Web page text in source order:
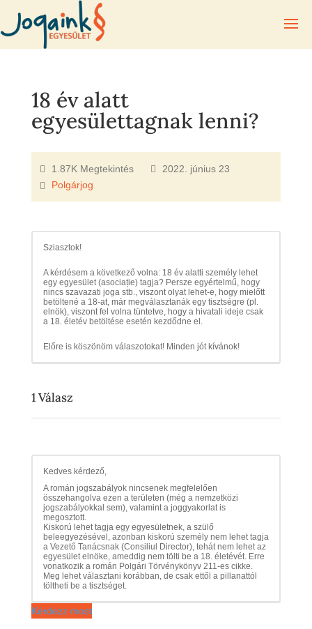
18 év alatt
egyesülettagnak lenni?
1.87K Megtekintés
2022. június 23
Polgárjog
Sziasztok!
A kérdésem a következő volna: 18 év alatti személy lehet
egy egyesület (asociație) tagja? Persze egyértelmű, hogy
nincs szavazati joga stb., viszont olyat lehet-e, hogy mielőtt
betöltené a 18-at, már megválasztanák egy tisztségre (pl.
elnök), viszont fel volna tüntetve, hogy a hivatali ideje csak
a 18. életév betöltése esetén kezdődne el.
Előre is köszönöm válaszotokat! Minden jót kívánok!
1Válasz
Kedves kérdező,
A román jogszabályok nincsenek megfelelően
összehangolva ezen a területen (még a nemzetközi
jogszabályokkal sem), valamint a joggyakorlat is
megosztott.
Kiskorú lehet tagja egy egyesületnek, a szülő
beleegyezésével, azonban kiskorú személy nem lehet tagja
a Vezető Tanácsnak (Consiliul Director), tehát nem lehet az
egyesület elnöke, ameddig nem tölti be a 18. életévét. Erre
vonatkozik a román Polgári Törvénykönyv 211-es cikke.
Meg lehet választani korábban, de csak ettől a pillanattól
töltheti be a tisztséget.
Kérdezz most